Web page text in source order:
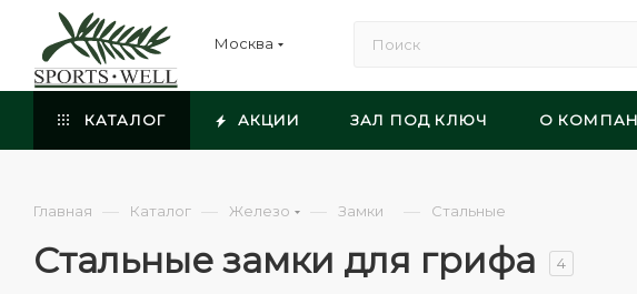
Москва
КАТАЛОГ АКЦИИ ЗАЛ ПОД КЛЮЧ О
Главная — Каталог — Железо — Замки — Стальные
Стальные замки для грифа 4